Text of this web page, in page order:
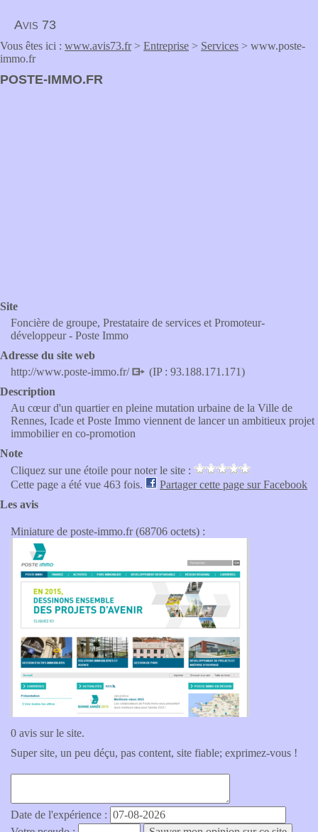
Avis 73
Vous êtes ici : www.avis73.fr> Entreprise > Services > www.poste-
immo.fr
POSTE-IMMO.FR
Site
Foncière de groupe, Prestataire de services et Promoteur-
développeur - Poste Immo
Adresse du site web
http://www.poste-immo.fr/
(IP : 93.188.171.171)
Description
Au cœur d'un quartier en pleine mutation urbaine de la Ville de
Rennes, Icade et Poste Immo viennent de lancer un ambitieux projet
immobilier en co-promotion
Note
Cliquez sur une étoile pour noter le site :
Cette page a été vue 463 fois.
Partager cette page sur Facebook
Les avis
Miniature de poste-immo.fr (68706 octets) :
0 avis sur le site.
Super site, un peu déçu, pas content, site fiable; exprimez-vous !
Date de l'expérience :